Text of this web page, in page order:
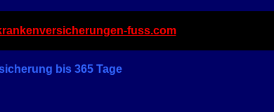
fuss.com
bis 365 Tage